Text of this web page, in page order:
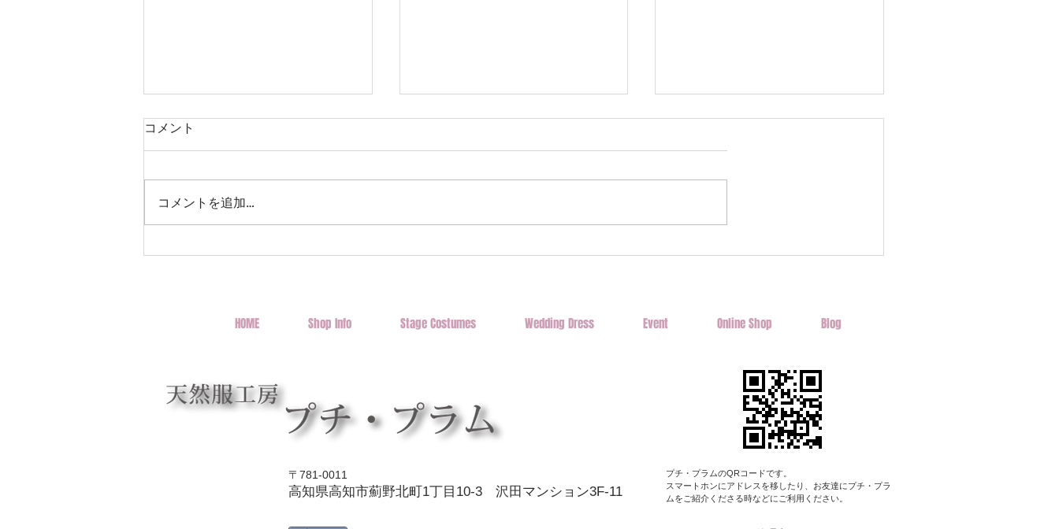
コメント
コメントを追加…
HOME Shop Info Stage Costumes Wedding Dress Event Online Shop Blog
〒781-0011
高知県高知市薊野北町1丁目10-3 沢田マンション3F-11
プチ・プラムのQRコードです。
スマートホンにアドレスを移したり​、お友達にプチ・プラ
ムをご紹介くださる時などにご利用ください。